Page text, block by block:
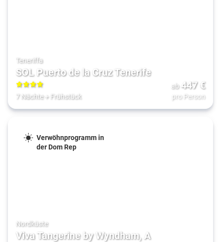
Teneriffa
SOL Puerto de la Cruz Tenerife
4
7 Nächte+ Frühstück
ab 447€
pro Person
Verwöhnprogramm in
der Dom Rep
Nordküste
Viva Tangerine by Wyndham, A